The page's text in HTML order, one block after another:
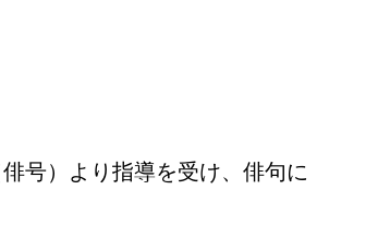
号）より指導を受け、俳句に